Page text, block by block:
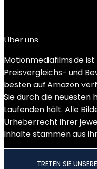
Über uns
Motionmediafilms.de
Preisvergleichs- und
besten auf Amazon
Sie durch die neuesten
Laufenden hält. Alle
Urheberrecht ihrer
Inhalte stammen aus
TRETEN SIE